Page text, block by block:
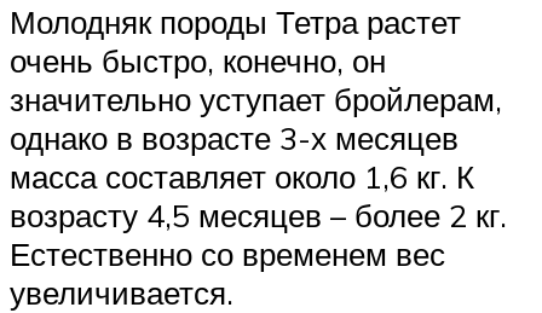
Молодняк породы Тетра растет
очень быстро, конечно, он
значительно уступает бройлерам,
однако в возрасте 3-х месяцев
масса составляет около 1,6 кг. К
возрасту 4,5 месяцев – более 2 кг.
Естественно со временем вес
увеличивается.